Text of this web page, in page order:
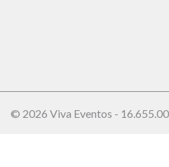
© 2026 Viva Eventos -